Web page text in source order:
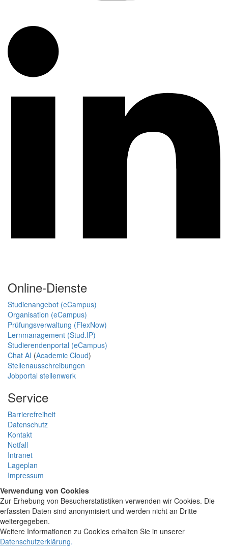
Online-Dienste
Studienangebot (eCampus)
Organisation (eCampus)
Prüfungsverwaltung (FlexNow)
Lernmanagement (Stud.IP)
Studierendenportal (eCampus)
Chat AI (Academic Cloud)
Stellenausschreibungen
Jobportal stellenwerk
Service
Barrierefreiheit
Datenschutz
Kontakt
Notfall
Intranet
Lageplan
Impressum
Verwendung von Cookies
Zur Erhebung von Besucherstatistiken verwenden wir Cookies. Die
erfassten Daten sind anonymisiert und werden nicht an Dritte
weitergegeben.
Weitere Informationen zu Cookies erhalten Sie in unserer
Datenschutzerklärung.